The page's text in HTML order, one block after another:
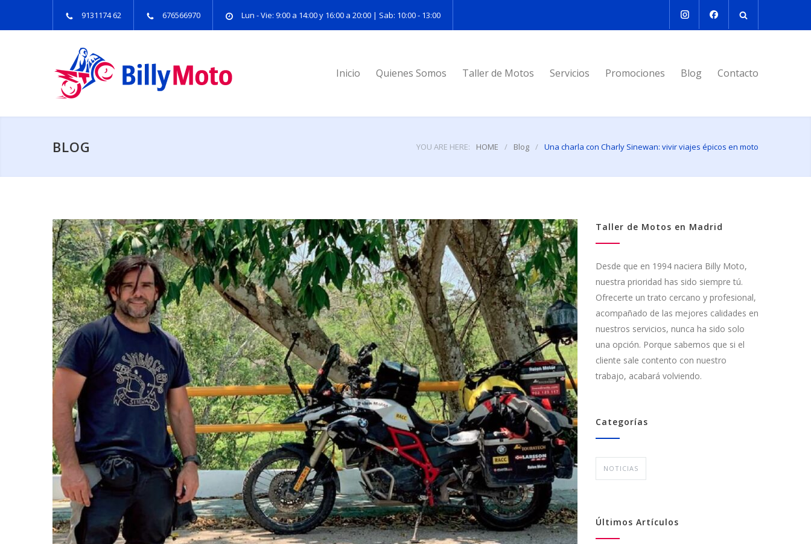
9131174 62 676566970 Lun - Vie: 9:00 a 14:00 y 16:00 a 20:00 | Sab: 10:00 - 13:00
Inicio Quienes Somos Taller de Motos Servicios Promociones Blog Contacto
BLOG YOU ARE HERE: HOME / Blog / Una charla con Charly Sinewan: vivir viajes épicos en moto
Taller de Motos en Madrid
Desde que en 1994 naciera Billy Moto,
nuestra prioridad has sido siempre tú.
Ofrecerte un trato cercano y profesional,
acompañado de las mejores calidades en
nuestros servicios, nunca ha sido solo
una opción. Porque sabemos que si el
cliente sale contento con nuestro
trabajo, acabará volviendo.
Categorías
NOTICIAS
Últimos Artículos